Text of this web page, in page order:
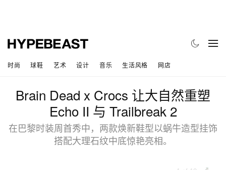
时尚 球鞋 艺术 设计 音乐 生活风格 网店
Brain Dead x Crocs 让大自然重塑
Echo II 与 Trailbreak 2
在巴黎时装周首秀中，两款焕新鞋型以蜗牛造型挂饰
搭配大理石纹中底惊艳亮相。